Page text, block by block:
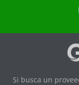
Si busca un